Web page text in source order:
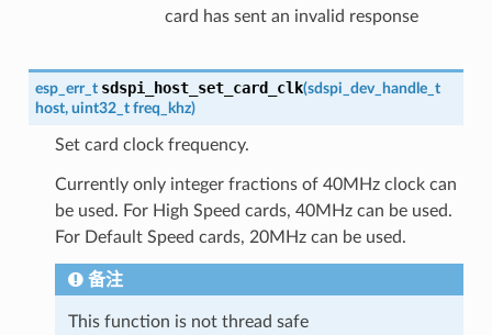
card has sent an invalid response
esp_err_t sdspi_host_set_card_clk(sdspi_dev_handle_t
host, uint32_t freq_khz)
Set card clock frequency.
Currently only integer fractions of 40MHz clock can
be used. For High Speed cards, 40MHz can be used.
For Default Speed cards, 20MHz can be used.
备注
This function is not thread safe